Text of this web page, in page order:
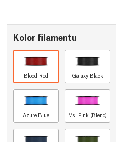
Kolor filamentu
Blood Red Galaxy Black
Azure Blue Ms. Pink (Blend)